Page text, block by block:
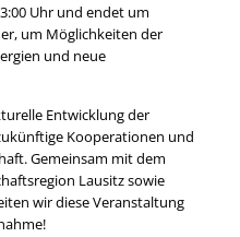
Uhr und endet um
um Möglichkeiten der
und neue
Entwicklung der
Kooperationen und
Gemeinsam mit dem
Lausitz sowie
wir diese Veranstaltung